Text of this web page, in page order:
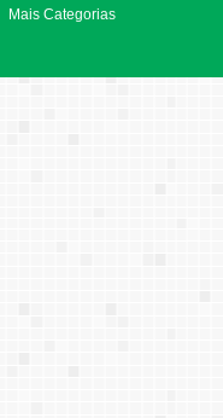
Mais Categorias